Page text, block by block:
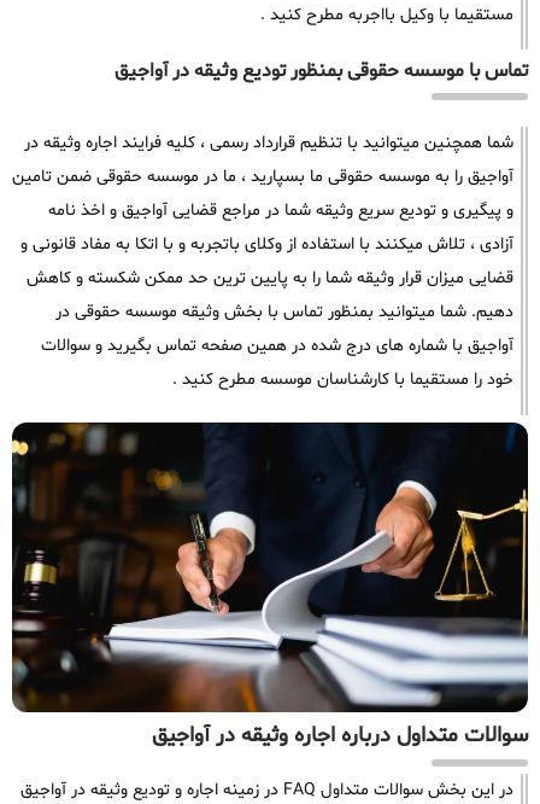
مستقیما با وکیل بااجربه مطرح کنید .
تماس با موسسه حقوقی بمنظور تودیع وثیقه در آواجیق
شما همچنین میتوانید با تنظیم قرارداد رسمی ، کلیه فرایند اجاره وثیقه در
آواجیق را به موسسه حقوقی ما بسپارید ، ما در موسسه حقوقی ضمن تامین
و پیگیری و تودیع سریع وثیقه شما در مراجع قضایی آواجیق و اخذ نامه
آزادی ، تلاش میکنند با استفاده از وکلای باتجربه و با اتکا به مفاد قانونی و
قضایی میزان قرار وثیقه شما را به پایین ترین حد ممکن شکسته و کاهش
دهیم. شما میتوانید بمنظور تماس با بخش وثیقه موسسه حقوقی در
آواجیق با شماره های درج شده در همین صفحه تماس بگیرید و سوالات
خود را مستقیما با کارشناسان موسسه مطرح کنید .
سوالات متداول درباره اجاره وثیقه در آواجیق
در این بخش سوالات متداول FAQ در زمینه اجاره و تودیع وثیقه در آواجیق